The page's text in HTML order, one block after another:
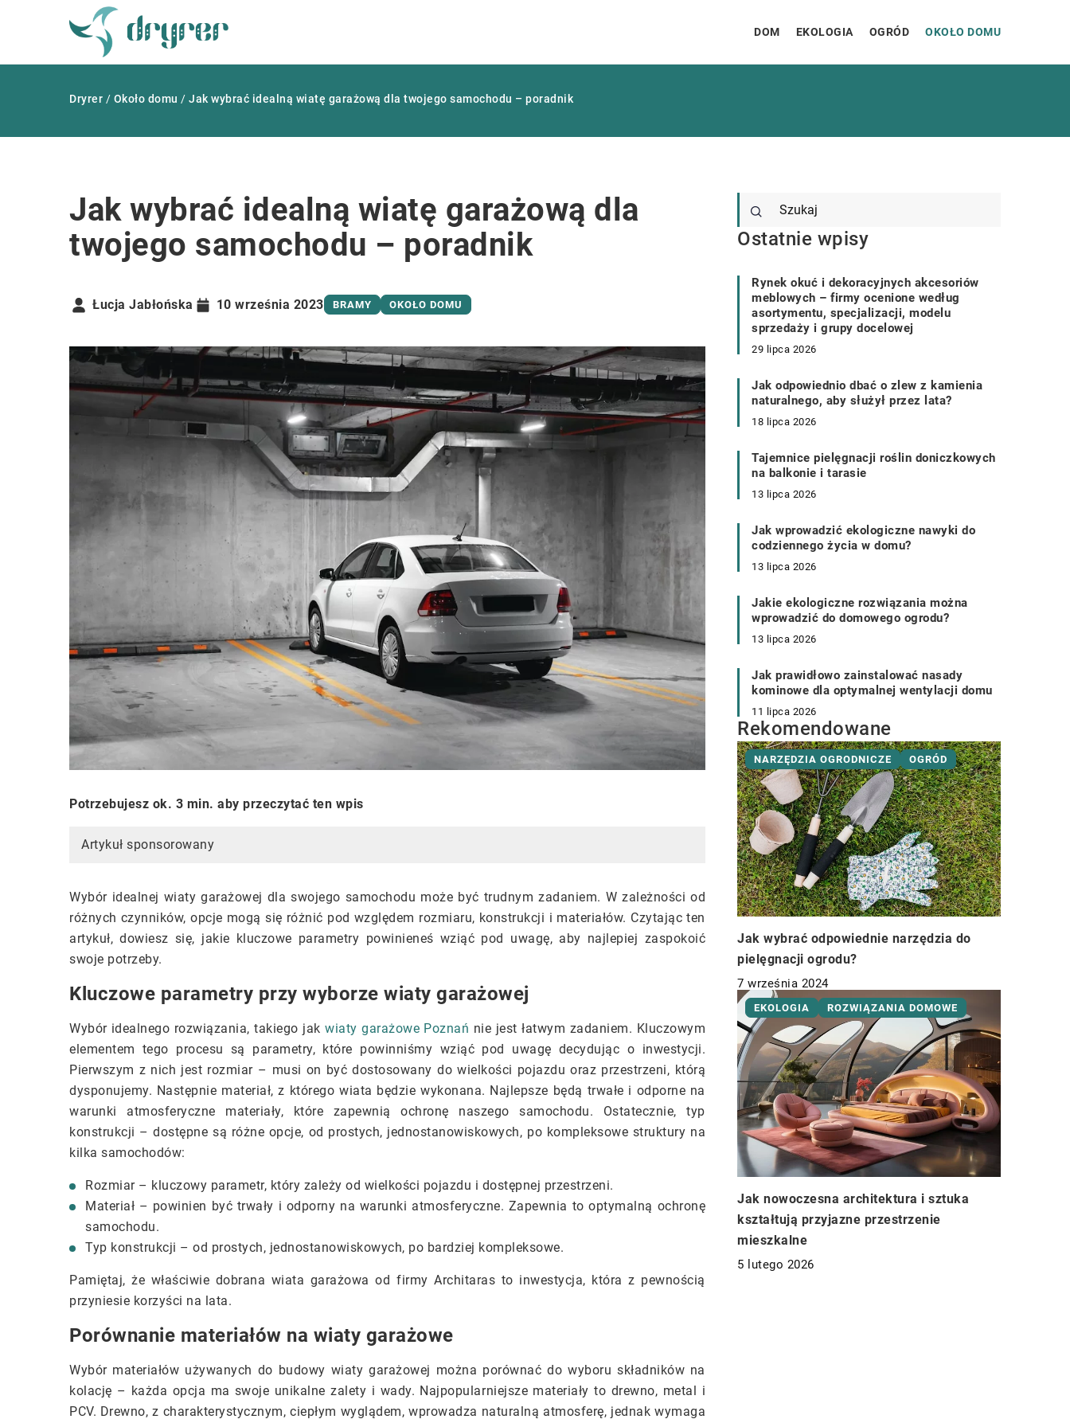
DOM EKOLOGIA OGRÓD OKOŁO DOMU
Dryrer / Około domu / Jak wybrać idealną wiatę garażową dla twojego samochodu – poradnik
Jak wybrać idealną wiatę garażową dla
twojego samochodu – poradnik
Łucja Jabłońska 10 września 2023 BRAMY OKOŁO DOMU
Potrzebujesz ok. 3 min. aby przeczytać ten wpis
Artykuł sponsorowany
Wybór idealnej wiaty garażowej dla swojego samochodu może być trudnym zadaniem. W zależności od
różnych czynników, opcje mogą się różnić pod względem rozmiaru, konstrukcji i materiałów. Czytając ten
artykuł, dowiesz się, jakie kluczowe parametry powinieneś wziąć pod uwagę, aby najlepiej zaspokoić
swoje potrzeby.
Kluczowe parametry przy wyborze wiaty garażowej
Wybór idealnego rozwiązania, takiego jakwiaty garażowe Poznań nie jest łatwym zadaniem. Kluczowym
elementem tego procesu są parametry, które powinniśmy wziąć pod uwagę decydując o inwestycji.
Pierwszym z nich jest rozmiar – musi on być dostosowany do wielkości pojazdu oraz przestrzeni, którą
dysponujemy. Następnie materiał, z którego wiata będzie wykonana. Najlepsze będą trwałe i odporne na
warunki atmosferyczne materiały, które zapewnią ochronę naszego samochodu. Ostatecznie, typ
konstrukcji – dostępne są różne opcje, od prostych, jednostanowiskowych, po kompleksowe struktury na
kilka samochodów:
Rozmiar – kluczowy parametr, który zależy od wielkości pojazdu i dostępnej przestrzeni.
Materiał – powinien być trwały i odporny na warunki atmosferyczne. Zapewnia to optymalną ochronę
samochodu.
Typ konstrukcji – od prostych, jednostanowiskowych, po bardziej kompleksowe.
Pamiętaj, że właściwie dobrana wiata garażowa od firmy Architaras to inwestycja, która z pewnością
przyniesie korzyści na lata.
Porównanie materiałów na wiaty garażowe
Wybór materiałów używanych do budowy wiaty garażowej można porównać do wyboru składników na
kolację – każda opcja ma swoje unikalne zalety i wady. Najpopularniejsze materiały to drewno, metal i
PCV. Drewno, z charakterystycznym, ciepłym wyglądem, wprowadza naturalną atmosferę, jednak wymaga
Ostatnie wpisy
Rynek okuć i dekoracyjnych akcesoriów
meblowych – firmy ocenione według
asortymentu, specjalizacji, modelu
sprzedaży i grupy docelowej
29 lipca 2026
Jak odpowiednio dbać o zlew z kamienia
naturalnego, aby służył przez lata?
18 lipca 2026
Tajemnice pielęgnacji roślin doniczkowych
na balkonie i tarasie
13 lipca 2026
Jak wprowadzić ekologiczne nawyki do
codziennego życia w domu?
13 lipca 2026
Jakie ekologiczne rozwiązania można
wprowadzić do domowego ogrodu?
13 lipca 2026
Jak prawidłowo zainstalować nasady
kominowe dla optymalnej wentylacji domu
11 lipca 2026
Rekomendowane
NARZĘDZIA OGRODNICZE OGRÓD
Jak wybrać odpowiednie narzędzia do
pielęgnacji ogrodu?
7 września 2024
EKOLOGIA ROZWIĄZANIA DOMOWE
Jak nowoczesna architektura i sztuka
kształtują przyjazne przestrzenie
mieszkalne
5 lutego 2026